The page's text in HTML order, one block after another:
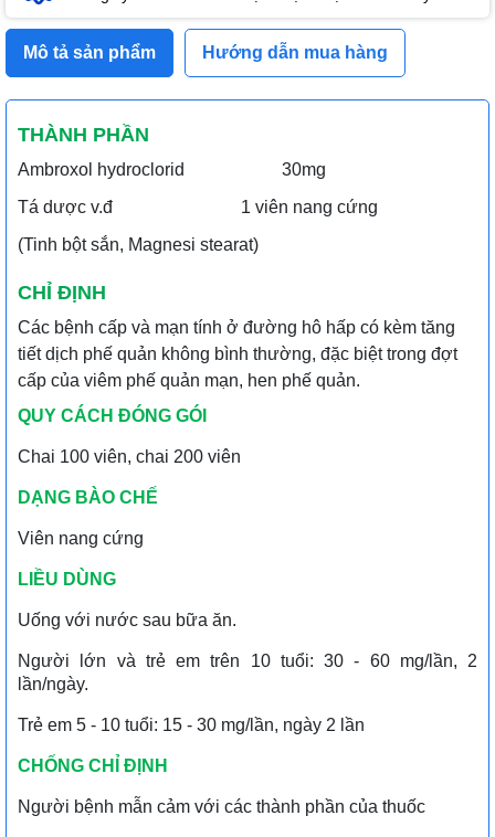
Mô tả sản phẩm Hướng dẫn mua hàng
THÀNH PHẦN
Ambroxol hydroclorid 30mg
Tá dược v.đ 1 viên nang cứng
(Tinh bột sắn, Magnesi stearat)
CHỈ ĐỊNH
Các bệnh cấp và mạn tính ở đường hô hấp có kèm tăng
tiết dịch phế quản không bình thường, đặc biệt trong đợt
cấp của viêm phế quản mạn, hen phế quản.
QUY CÁCH ĐÓNG GÓI
Chai 100 viên, chai 200 viên
DẠNG BÀO CHẾ
Viên nang cứng
LIỀU DÙNG
Uống với nước sau bữa ăn.
Người lớn và trẻ em trên 10 tuổi: 30 - 60 mg/lần, 2
lần/ngày.
Trẻ em 5 - 10 tuổi: 15 - 30 mg/lần, ngày 2 lần
CHỐNG CHỈ ĐỊNH
Người bệnh mẫn cảm với các thành phần của thuốc